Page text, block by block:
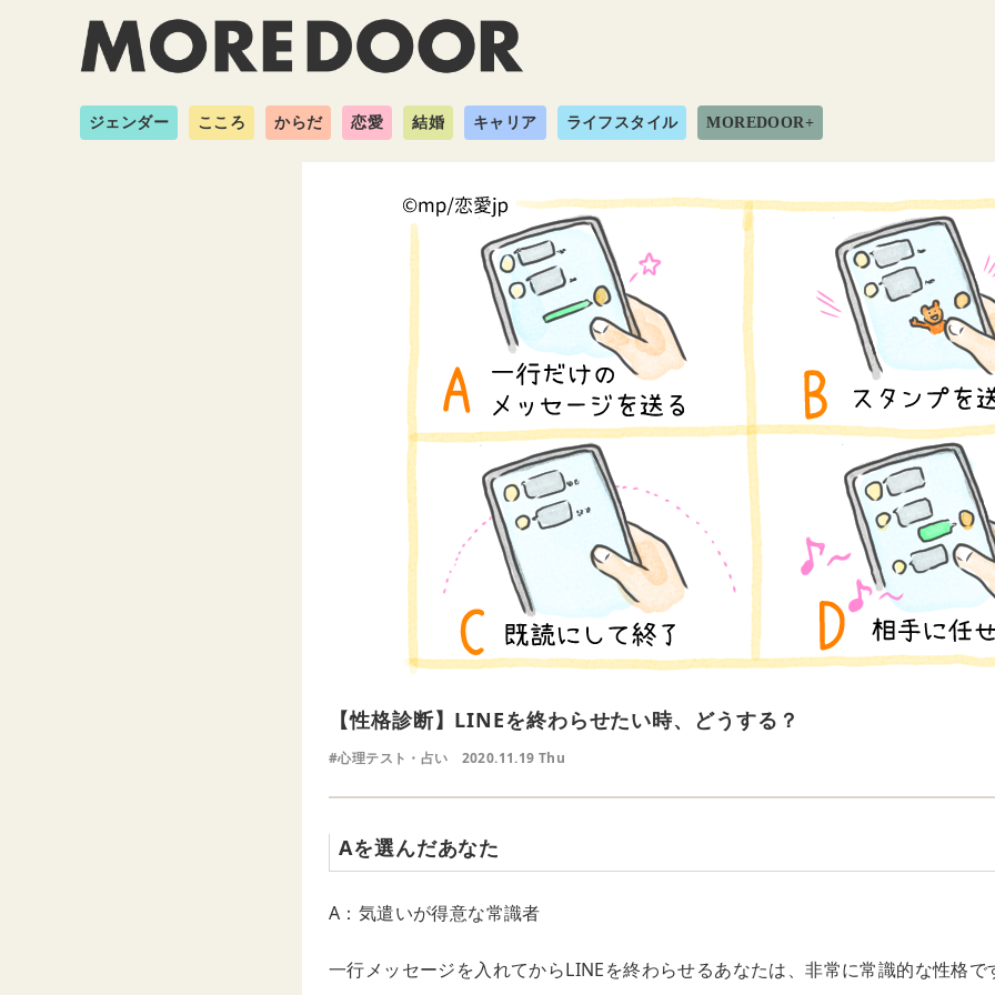
ジェンダー こころ からだ 恋愛 結婚 キャリア ライフスタイル MOREDOOR+
【性格診断】LINEを終わらせたい時、どうする？
#心理テスト・占い 2020.11.19 Thu
Aを選んだあなた
A：気遣いが得意な常識者
一行メッセージを入れてからLINEを終わらせるあなたは、非常に常識的な性格で